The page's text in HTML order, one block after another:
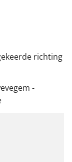
richting
-